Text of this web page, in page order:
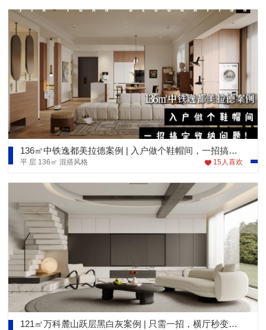
136㎡中铁逸都美拉德案例 | 入户做个鞋帽间，一招搞定收纳问题！
平 层 136㎡混搭风格 15 人喜欢
121㎡万科麓山跃层黑白灰案例 | 只需一招，横厅秒变大方厅！